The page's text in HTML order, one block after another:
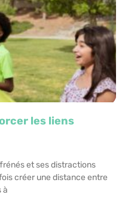
les liens
et ses distractions
créer une distance entre
à